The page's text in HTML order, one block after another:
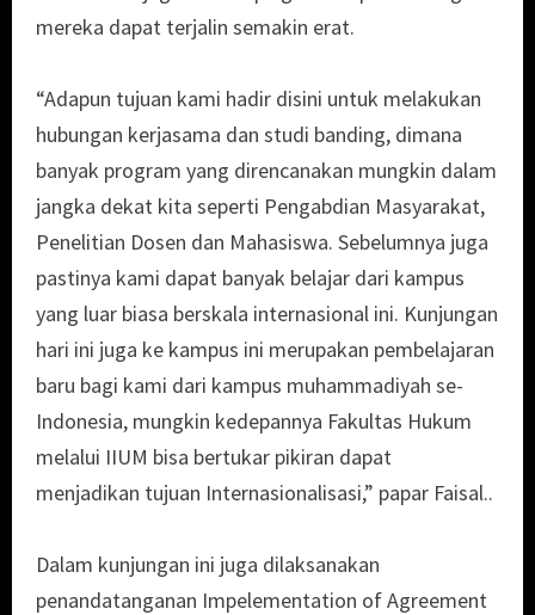
mereka dapat terjalin semakin erat.
“Adapun tujuan kami hadir disini untuk melakukan
hubungan kerjasama dan studi banding, dimana
banyak program yang direncanakan mungkin dalam
jangka dekat kita seperti Pengabdian Masyarakat,
Penelitian Dosen dan Mahasiswa. Sebelumnya juga
pastinya kami dapat banyak belajar dari kampus
yang luar biasa berskala internasional ini. Kunjungan
hari ini juga ke kampus ini merupakan pembelajaran
baru bagi kami dari kampus muhammadiyah se-
Indonesia, mungkin kedepannya Fakultas Hukum
melalui IIUM bisa bertukar pikiran dapat
menjadikan tujuan Internasionalisasi,” papar Faisal..
Dalam kunjungan ini juga dilaksanakan
penandatanganan Impelementation of Agreement